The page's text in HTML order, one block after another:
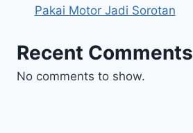
Pakai Motor Jadi Sorotan
Recent Comments
No comments to show.